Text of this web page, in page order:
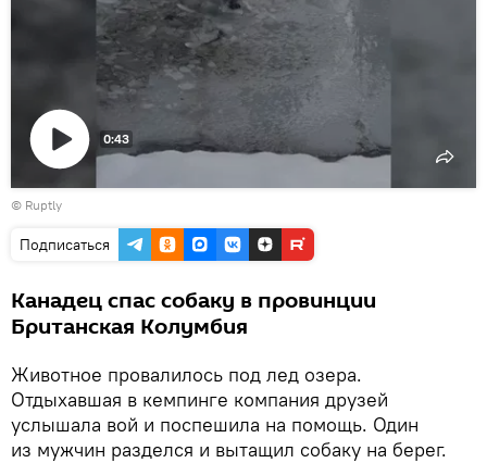
Воспроизвести
видео
0:43
© Ruptly
Подписаться
Канадец спас собаку в провинции
Британская Колумбия
Животное провалилось под лед озера.
Отдыхавшая в кемпинге компания друзей
услышала вой и поспешила на помощь. Один
из мужчин разделся и вытащил собаку на берег.